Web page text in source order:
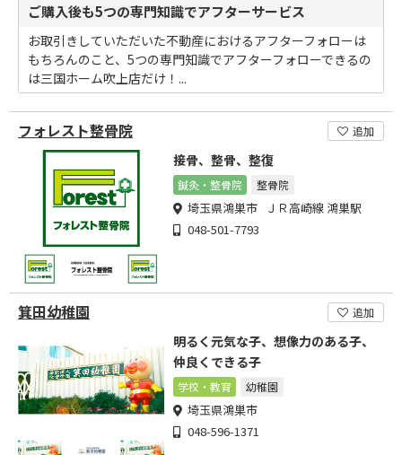
ご購入後も5つの専門知識でアフターサービス
お取引きしていただいた不動産におけるアフターフォローは
もちろんのこと、5つの専門知識でアフターフォローできるの
は三国ホーム吹上店だけ！...
フォレスト整骨院 追加
接骨、整骨、整復
鍼灸・整骨院 整骨院
埼玉県鴻巣市 ＪＲ高崎線 鴻巣駅
048-501-7793
箕田幼稚園 追加
明るく元気な子、想像力のある子、
仲良くできる子
学校・教育 幼稚園
埼玉県鴻巣市
048-596-1371